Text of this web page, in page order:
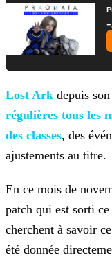
Lost Ark depuis
régulières tous les
des classes, des
ajustements au titre.
En ce mois de
patch qui est sorti
cherchent à savoir
été donnée